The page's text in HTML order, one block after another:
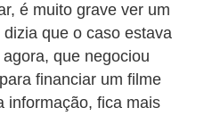
é muito grave ver um
que o caso estava
agora, que negociou
financiar um filme
informação, fica mais